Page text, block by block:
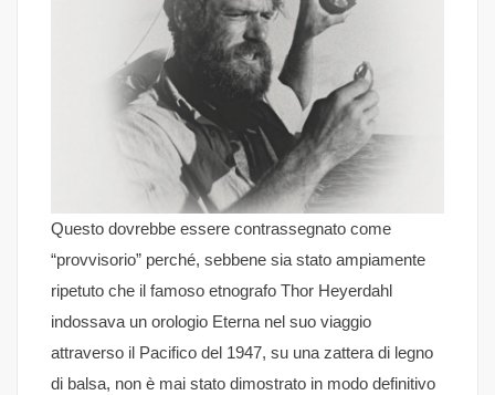
Questo dovrebbe essere contrassegnato come
“provvisorio” perché, sebbene sia stato ampiamente
ripetuto che il famoso etnografo Thor Heyerdahl
indossava un orologio Eterna nel suo viaggio
attraverso il Pacifico del 1947, su una zattera di legno
di balsa, non è mai stato dimostrato in modo definitivo